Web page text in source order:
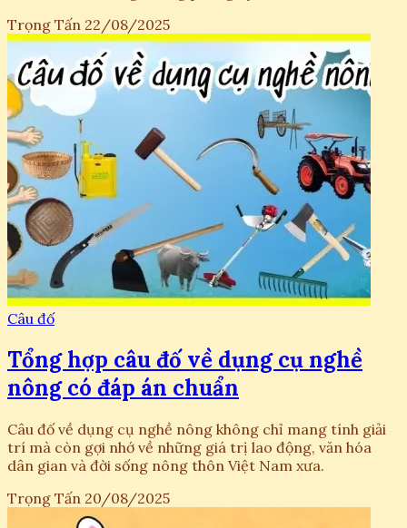
Trọng Tấn 22/08/2025
Câu đố
Tổng hợp câu đố về dụng cụ nghề
nông có đáp án chuẩn
Câu đố về dụng cụ nghề nông không chỉ mang tính giải
trí mà còn gợi nhớ về những giá trị lao động, văn hóa
dân gian và đời sống nông thôn Việt Nam xưa.
Trọng Tấn 20/08/2025